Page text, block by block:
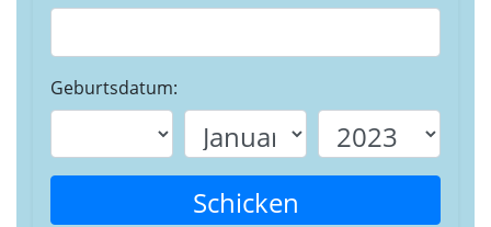
Geburtsdatum:
Schicken